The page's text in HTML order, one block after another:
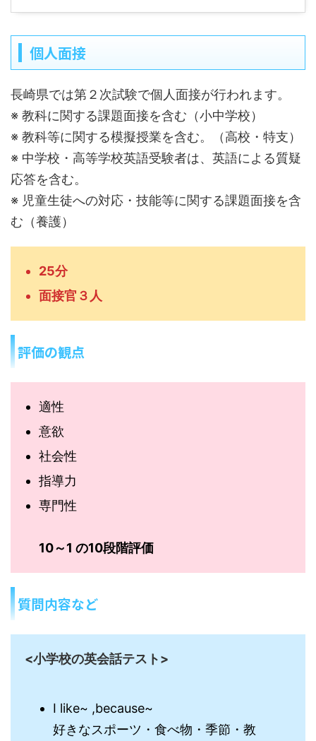
個人面接
長崎県では第２次試験で個人面接が行われます。
※ 教科に関する課題面接を含む（小中学校）
※ 教科等に関する模擬授業を含む。（高校・特支）
※ 中学校・高等学校英語受験者は、英語による質疑
応答を含む。
※ 児童生徒への対応・技能等に関する課題面接を含
む（養護）
25分
面接官３人
評価の観点
適性
意欲
社会性
指導力
専門性
10～1 の10段階評価
質問内容など
<小学校の英会話テスト>
I like~ ,because~
好きなスポーツ・食べ物・季節・教